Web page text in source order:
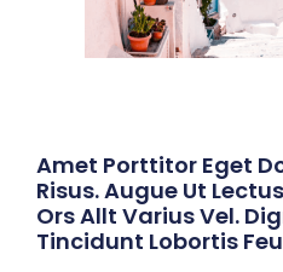
Amet Porttitor Eget
Risus. Augue Ut
Ors Allt Varius Vel.
Tincidunt Lobortis